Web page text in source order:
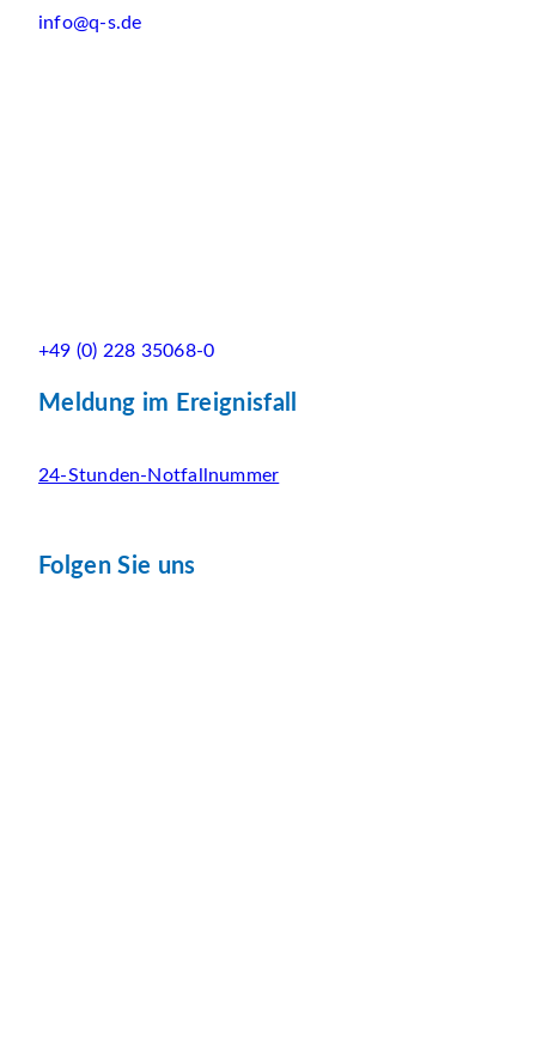
info@q-s.de
+49 (0) 228 35068-0
Meldung im Ereignisfall
24-Stunden-Notfallnummer
Folgen Sie uns